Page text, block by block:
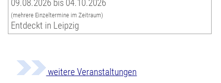
09.08.2026 bis 04.10.2026
(mehrere Einzeltermine im Zeitraum)
Entdeckt in Leipzig
weitere Veranstaltungen